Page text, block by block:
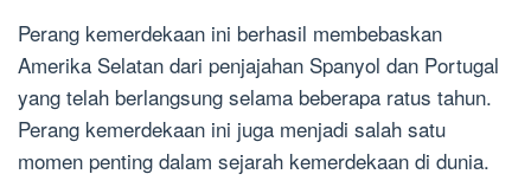
Perang kemerdekaan ini berhasil membebaskan
Amerika Selatan dari penjajahan Spanyol dan Portugal
yang telah berlangsung selama beberapa ratus tahun.
Perang kemerdekaan ini juga menjadi salah satu
momen penting dalam sejarah kemerdekaan di dunia.